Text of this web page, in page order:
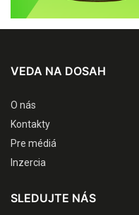
VEDA NA DOSAH
O nás
Kontakty
Pre médiá
Inzercia
SLEDUJTE NÁS